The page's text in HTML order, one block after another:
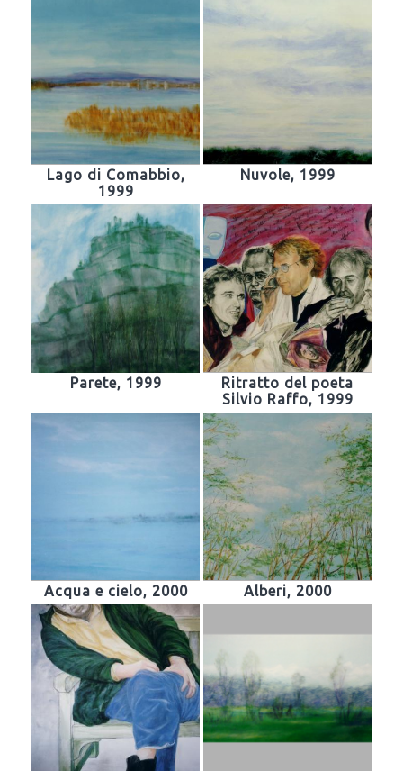
Lago di Comabbio,
1999
Nuvole, 1999
Parete, 1999
Ritratto del poeta
Silvio Raffo, 1999
Acqua e cielo, 2000 Alberi, 2000